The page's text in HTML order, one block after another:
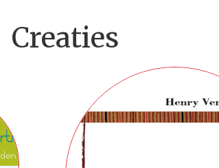
Creaties